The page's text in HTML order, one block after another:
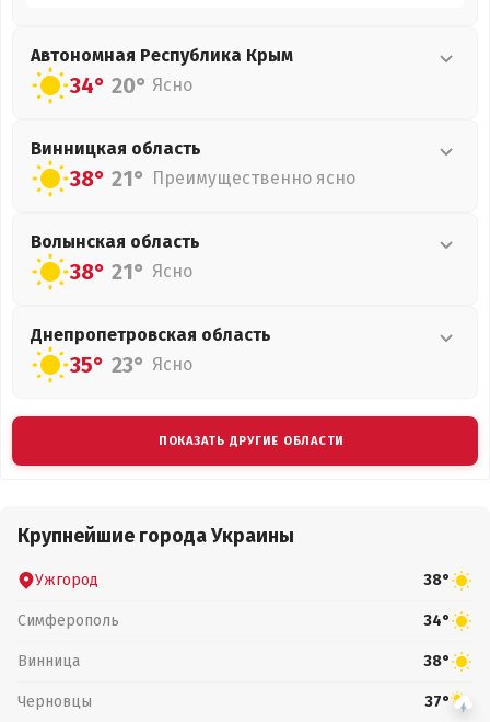
Автономная Республика Крым
34° 20° Ясно
Винницкая область
38° 21° Преимущественно ясно
Волынская область
38° 21° Ясно
Днепропетровская область
35° 23° Ясно
ПОКАЗАТЬ ДРУГИЕ ОБЛАСТИ
Крупнейшие города Украины
Ужгород 38°
Симферополь 34°
Винница 38°
Черновцы 37°